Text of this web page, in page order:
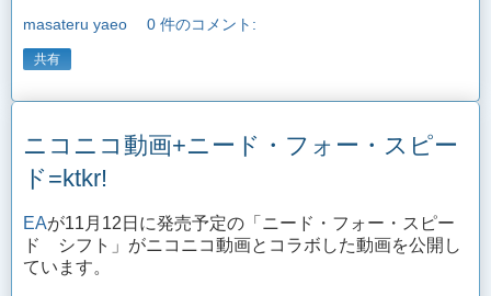
masateru yaeo 0 件のコメント:
共有
ニコニコ動画+ニード・フォー・スピー
ド=ktkr!
EAが11月12日に発売予定の「ニード・フォー・スピー
ド シフト」がニコニコ動画とコラボした動画を公開し
ています。